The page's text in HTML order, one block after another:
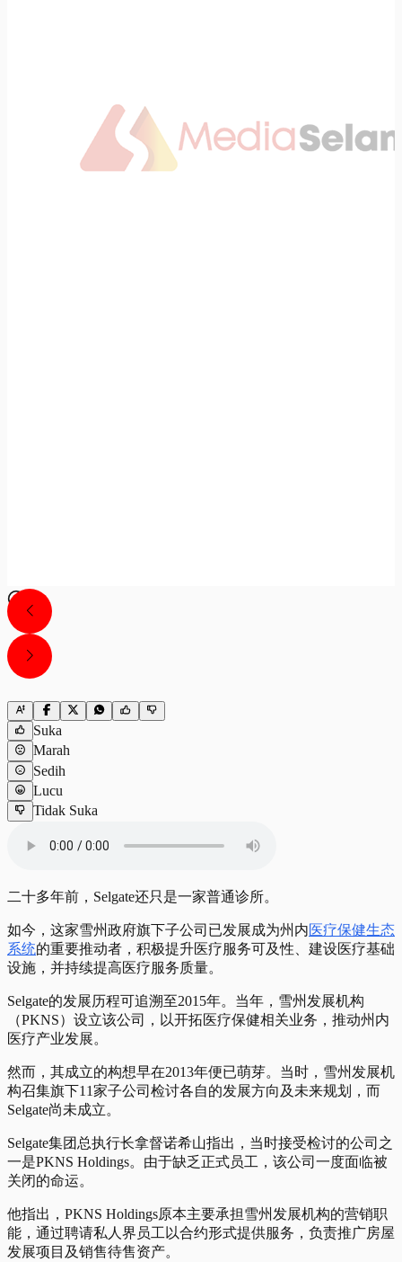
Suka
Marah
Sedih
Lucu
Tidak Suka
二十多年前，Selgate还只是一家普通诊所。
如今，这家雪州政府旗下子公司已发展成为州内医疗保健生态
系统的重要推动者，积极提升医疗服务可及性、建设医疗基础
设施，并持续提高医疗服务质量。
Selgate的发展历程可追溯至2015年。当年，雪州发展机构
（PKNS）设立该公司，以开拓医疗保健相关业务，推动州内
医疗产业发展。
然而，其成立的构想早在2013年便已萌芽。当时，雪州发展机
构召集旗下11家子公司检讨各自的发展方向及未来规划，而
Selgate尚未成立。
Selgate集团总执行长拿督诺希山指出，当时接受检讨的公司之
一是PKNS Holdings。由于缺乏正式员工，该公司一度面临被
关闭的命运。
他指出，PKNS Holdings原本主要承担雪州发展机构的营销职
能，通过聘请私人界员工以合约形式提供服务，负责推广房屋
发展项目及销售待售资产。